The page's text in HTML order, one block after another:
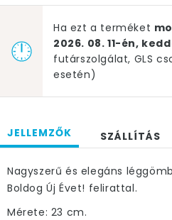
Ha ezt a terméket
2026. 08. 11-én,
futárszolgálat, GLS
esetén)
JELLEMZŐK SZÁLLÍTÁS
Nagyszerű és elegáns
Boldog Új Évet! felirattal.
Mérete: 23 cm.